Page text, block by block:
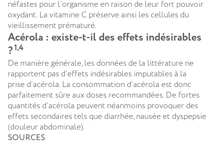
néfastes pour l’organisme en raison de leur fort pouvoir
oxydant. La vitamine C préserve ainsi les cellules du
vieillissement prématuré.
Acérola : existe-t-il des effets indésirables
?1,4
De manière générale, les données de la littérature ne
rapportent pas d’effets indésirables imputables à la
prise d’acérola. La consommation d’acérola est donc
parfaitement sûre aux doses recommandées. De fortes
quantités d’acérola peuvent néanmoins provoquer des
effets secondaires tels que diarrhée, nausée et dyspepsie
(douleur abdominale).
SOURCES